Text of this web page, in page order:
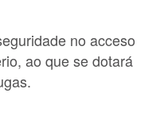
no acceso
ao que se dotará